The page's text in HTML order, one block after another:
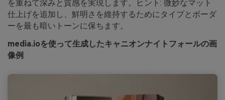
を重ねて深みと質感を実現します。ヒント: 微妙なマット
仕上げを追加し、鮮明さを維持するためにタイプとボーダ
ーを最も暗いトーンに保ちます。
media.ioを使って生成したキャニオンナイトフォールの画
像例